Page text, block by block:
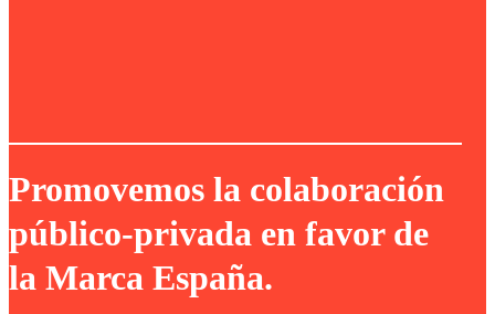
Promovemos la colaboración
público-privada en favor de
la Marca España.